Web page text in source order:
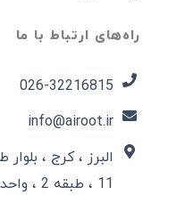
راه‌های ارتباط با ما
026-32216815​
info@airoot.ir
البرز ، کرج ،
11 ، طبقه 2 ، واحد شرقی